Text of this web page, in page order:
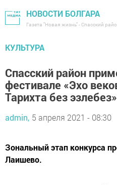
НОВОСТИ БОЛГАРА
Газета "Новая жизнь" - Спасский
КУЛЬТУРА
Спасский район
фестивале «Эхо
Тарихта без эзлебез»
admin, 5 апреля 2021 - 08:30
Зональный этап конкурса
Лаишево.